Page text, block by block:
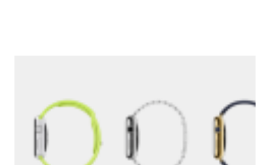
pagina del primo Google è qui . 2) Google ha acquisito una
media di un'azienda a settimana dal 2010 . 3) Il primo
Doodle fu dedicato al festival Burning Man nel 1998. Brin e
Page lo usarono per avvertire gli utenti che per quel